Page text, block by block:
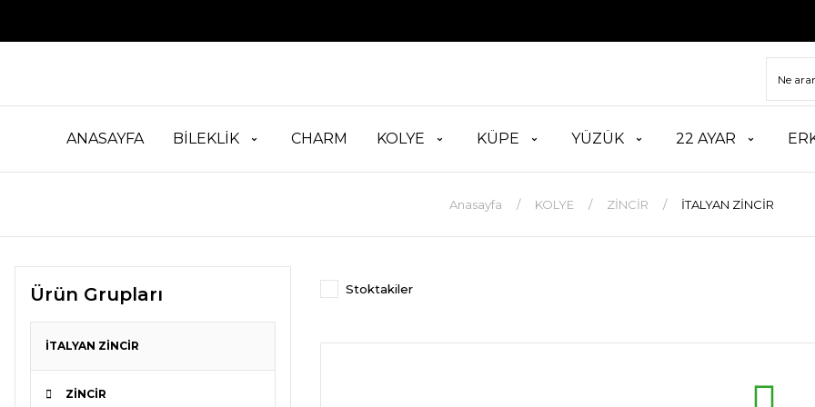
ANASAYFA BİLEKLİK CHARM KOLYE KÜPE YÜZÜK 22 AYAR
Anasayfa KOLYE ZİNCİR İTALYAN ZİNCİR
Ürün Grupları
İTALYAN ZİNCİR
ZİNCİR
Stoktakiler